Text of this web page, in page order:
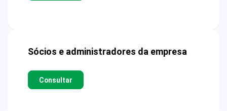
Sócios e administradores da empresa
Consultar